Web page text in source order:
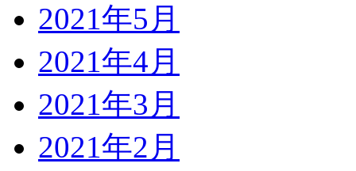
2021年5月
2021年4月
2021年3月
2021年2月